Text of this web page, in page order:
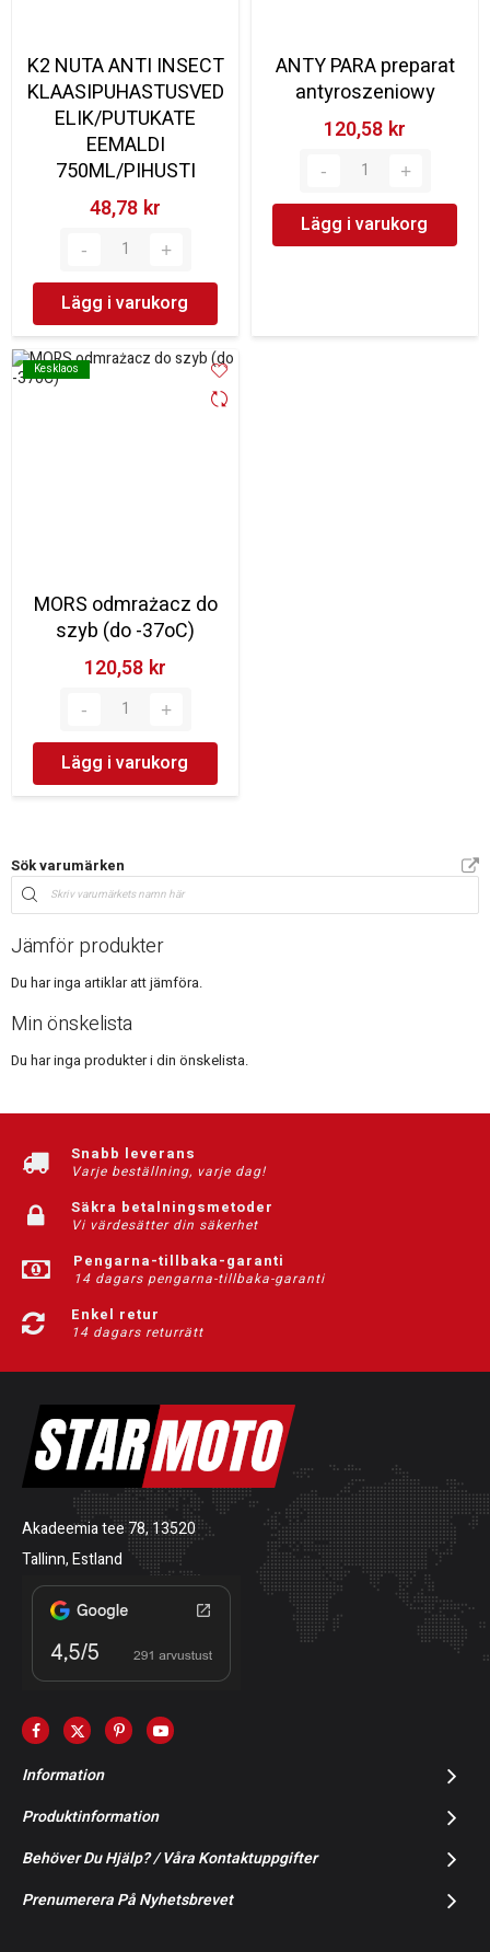
K2 NUTA ANTI INSECT
KLAASIPUHASTUSVED
ELIK/PUTUKATE
EEMALDI
750ML/PIHUSTI
48,78 kr‎
Lägg i varukorg
ANTY PARA preparat
antyroszeniowy
120,58 kr‎
Lägg i varukorg
Kesklaos
Kesklaos
MORS odmrażacz do
szyb (do -37oC)
120,58 kr‎
Lägg i varukorg
Sök varumärken
Jämför produkter
Du har inga artiklar att jämföra.
Min önskelista
Du har inga produkter i din önskelista.
Snabb leverans
Varje beställning, varje dag!
Säkra betalningsmetoder
Vi värdesätter din säkerhet
Pengarna-tillbaka-garanti
14 dagars pengarna-tillbaka-garanti
Enkel retur
14 dagars returrätt
Akadeemia tee 78, 13520
Tallinn, Estland
Information
Produktinformation
Behöver Du Hjälp? / Våra Kontaktuppgifter
Prenumerera På Nyhetsbrevet